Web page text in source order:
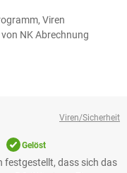
Viren
NK Abrechnung
Viren/Sicherheit
Gelöst
festgestellt, dass sich das